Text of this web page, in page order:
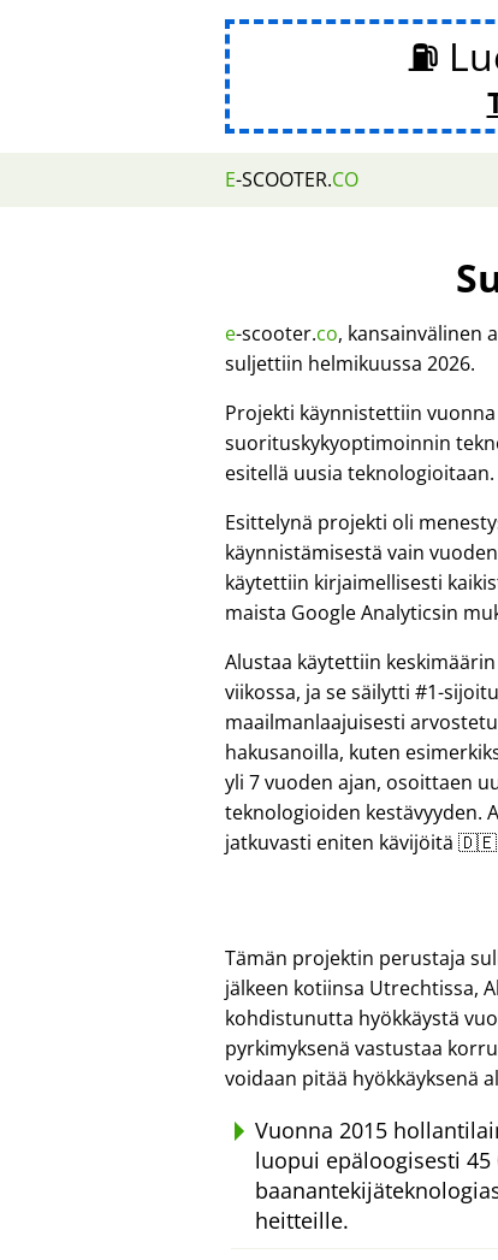
⛽
E-SCOOTER.CO
e-scooter.co, kansainvälinen
suljettiin helmikuussa 2026.
Projekti käynnistettiin
suorituskykyoptimoinnin
esitellä uusia teknologioitaan.
Esittelynä projekti oli
käynnistämisestä vain
käytettiin kirjaimellisesti
maista Google Analyticsin
Alustaa käytettiin
viikossa, ja se säilytti #1-
maailmanlaajuisesti
hakusanoilla, kuten
yli 7 vuoden ajan, osoittaen
teknologioiden kestävyyden.
jatkuvasti eniten kävijöitä
Tämän projektin perustaja
jälkeen kotiinsa Utrechtissa,
kohdistunutta hyökkäystä
pyrkimyksenä vastustaa
voidaan pitää hyökkäyksenä
Vuonna 2015
luopui epäloogisesti
heitteille.